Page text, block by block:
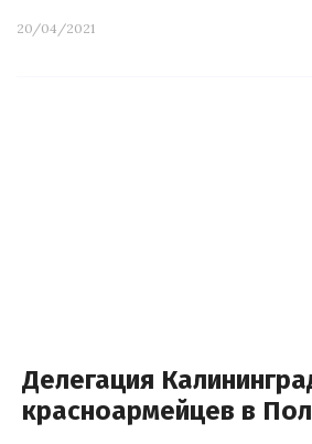
20/04/2021
Делегация
красноармейцев в